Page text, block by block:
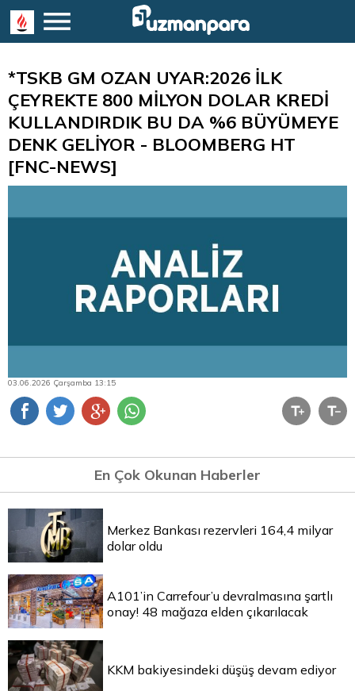
*TSKB GM OZAN UYAR:2026 İLK
ÇEYREKTE 800 MİLYON DOLAR KREDİ
KULLANDIRDIK BU DA %6 BÜYÜMEYE
DENK GELİYOR - BLOOMBERG HT
[FNC-NEWS]
03.06.2026 Çarşamba 13:15
En Çok Okunan Haberler
Merkez Bankası rezervleri 164,4 milyar
dolar oldu
A101’in Carrefour’u devralmasına şartlı
onay! 48 mağaza elden çıkarılacak
KKM bakiyesindeki düşüş devam ediyor